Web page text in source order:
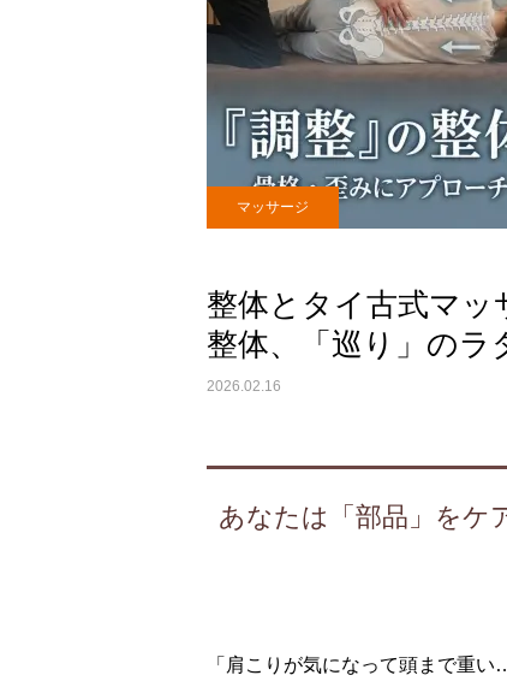
マッサージ
整体とタイ古式マッ
整体、「巡り」のラ
2026.02.16
あなたは「部品」をケ
「肩こりが気になって頭まで重い